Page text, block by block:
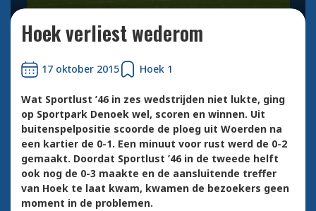
Hoek verliest wederom
17 oktober 2015 Hoek 1
Wat Sportlust ’46 in zes wedstrijden niet lukte, ging
op Sportpark Denoek wel, scoren en winnen. Uit
buitenspelpositie scoorde de ploeg uit Woerden na
een kartier de 0-1. Een minuut voor rust werd de 0-2
gemaakt. Doordat Sportlust ’46 in de tweede helft
ook nog de 0-3 maakte en de aansluitende treffer
van Hoek te laat kwam, kwamen de bezoekers geen
moment in de problemen.